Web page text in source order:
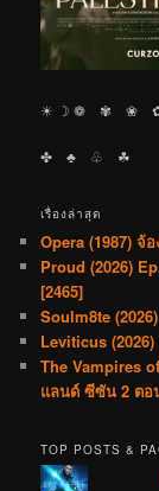
☀︎ ☽ ❁ ✾ ❀
✤ ♣︎ ♧ ☘︎
เรื่องล่าสุด
Opera (1987) จ้
Proud (2026)
[2465]
Soulm8te
Leviticus (2026)
The Vampires
แลนด์ ซีซัน 2 ตอ
TOP POSTS &